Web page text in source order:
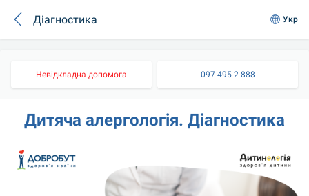
Діагностика Укр
Невідкладна допомога 097 495 2 888
Дитяча алергологія. Діагностика